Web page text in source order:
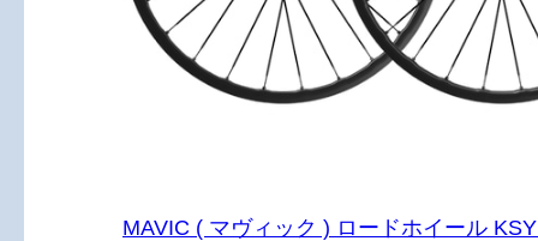
MAVIC ( マヴィック ) ロードホイール